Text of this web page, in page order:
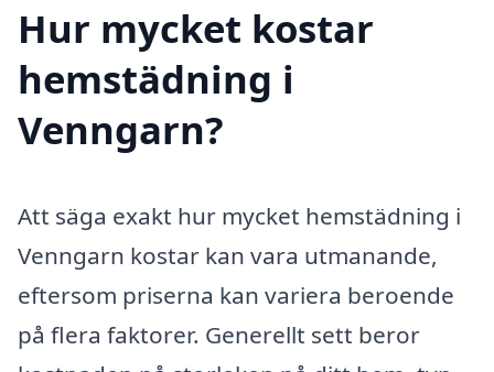
Hur mycket kostar
hemstädning i
Venngarn?
Att säga exakt hur mycket hemstädning i
Venngarn kostar kan vara utmanande,
eftersom priserna kan variera beroende
på flera faktorer. Generellt sett beror